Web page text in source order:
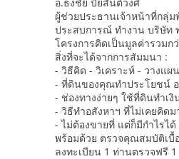
ผู้ช่วยประธานเจ้าหน้าที่กลุ่
ประสบการณ์ ทำงาน บริษัท
โครงการคิดเป็นมูลค่ารวมก
สิ่งที่จะได้จากการสัมมนา :
- วิธีคิด - วิเคราะห์ - วางแ
- ที่ดินของคุณทำประโยชน์ อ
- ช่องทางง่ายๆ ใช้ที่ดินทำเงิ
- วิธีทำอสังหาฯ ที่ไม่เคยคิด
- ไม่ต้องขายที่ แต่ก็มีกำไรได้
พร้อมด้วย ตรวจคุณสมบัติเ
ลงทะเบียน 1 ท่านตรวจฟรี